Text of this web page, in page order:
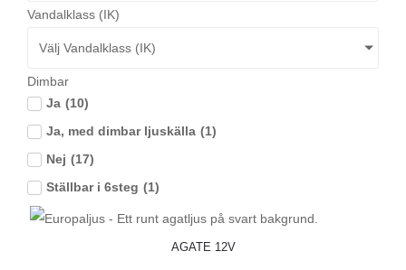
Vandalklass (IK)
Välj Vandalklass (IK)
Dimbar
Ja (10)
Ja, med dimbar ljuskälla (1)
Nej (17)
Ställbar i 6steg (1)
AGATE 12V